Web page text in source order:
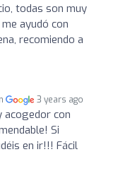
todas son muy
ayudó con
recomiendo a
3 years ago
acogedor con
Si
en ir!!! Fácil